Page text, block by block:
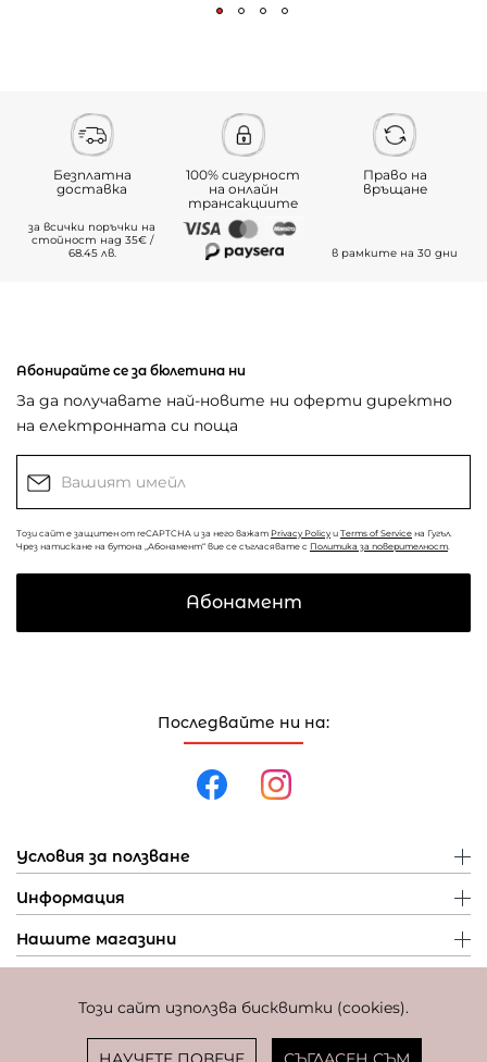
Този сайт използва бисквитки (cookies).
Безплатна
доставка
за всички поръчки на
стойност над 35€ /
68.45 лв.
100% сигурност
на онлайн
трансакциите
Право на
връщане
в рамките на 30 дни
Последвайте ни на:
Условия за ползване
Информация
Нашите магазини
Абонирайте се за бюлетина ни
За да получавате най-новите ни оферти директно
на електронната си поща
Този сайт е защитен от reCAPTCHA и за него важат Privacy Policy и Terms of Service на Гугъл.
Чрез натискане на бутона „Абонамент“ вие се съгласявате с Политика за поверителност
Абонамент
Фиксиран курс за превалутиране: 1 EUR = 1,95583 BGN